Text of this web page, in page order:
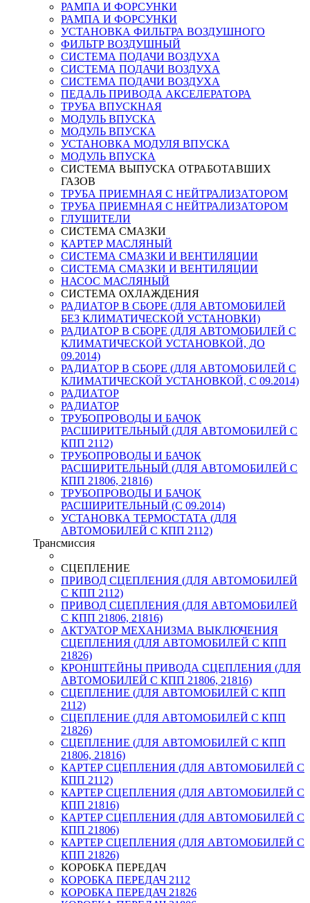
РАМПА И ФОРСУНКИ
РАМПА И ФОРСУНКИ
УСТАНОВКА ФИЛЬТРА ВОЗДУШНОГО
ФИЛЬТР ВОЗДУШНЫЙ
СИСТЕМА ПОДАЧИ ВОЗДУХА
СИСТЕМА ПОДАЧИ ВОЗДУХА
СИСТЕМА ПОДАЧИ ВОЗДУХА
ПЕДАЛЬ ПРИВОДА АКСЕЛЕРАТОРА
ТРУБА ВПУСКНАЯ
МОДУЛЬ ВПУСКА
МОДУЛЬ ВПУСКА
УСТАНОВКА МОДУЛЯ ВПУСКА
МОДУЛЬ ВПУСКА
СИСТЕМА ВЫПУСКА ОТРАБОТАВШИХ
ГАЗОВ
ТРУБА ПРИЕМНАЯ С НЕЙТРАЛИЗАТОРОМ
ТРУБА ПРИЕМНАЯ С НЕЙТРАЛИЗАТОРОМ
ГЛУШИТЕЛИ
СИСТЕМА СМАЗКИ
КАРТЕР МАСЛЯНЫЙ
СИСТЕМА СМАЗКИ И ВЕНТИЛЯЦИИ
СИСТЕМА СМАЗКИ И ВЕНТИЛЯЦИИ
НАСОС МАСЛЯНЫЙ
СИСТЕМА ОХЛАЖДЕНИЯ
РАДИАТОР В СБОРЕ (ДЛЯ АВТОМОБИЛЕЙ
БЕЗ КЛИМАТИЧЕСКОЙ УСТАНОВКИ)
РАДИАТОР В СБОРЕ (ДЛЯ АВТОМОБИЛЕЙ С
КЛИМАТИЧЕСКОЙ УСТАНОВКОЙ, ДО
09.2014)
РАДИАТОР В СБОРЕ (ДЛЯ АВТОМОБИЛЕЙ С
КЛИМАТИЧЕСКОЙ УСТАНОВКОЙ, С 09.2014)
РАДИАТОР
РАДИАТОР
ТРУБОПРОВОДЫ И БАЧОК
РАСШИРИТЕЛЬНЫЙ (ДЛЯ АВТОМОБИЛЕЙ С
КПП 2112)
ТРУБОПРОВОДЫ И БАЧОК
РАСШИРИТЕЛЬНЫЙ (ДЛЯ АВТОМОБИЛЕЙ С
КПП 21806, 21816)
ТРУБОПРОВОДЫ И БАЧОК
РАСШИРИТЕЛЬНЫЙ (С 09.2014)
УСТАНОВКА ТЕРМОСТАТА (ДЛЯ
АВТОМОБИЛЕЙ С КПП 2112)
Трансмиссия
СЦЕПЛЕНИЕ
ПРИВОД СЦЕПЛЕНИЯ (ДЛЯ АВТОМОБИЛЕЙ
С КПП 2112)
ПРИВОД СЦЕПЛЕНИЯ (ДЛЯ АВТОМОБИЛЕЙ
С КПП 21806, 21816)
АКТУАТОР МЕХАНИЗМА ВЫКЛЮЧЕНИЯ
СЦЕПЛЕНИЯ (ДЛЯ АВТОМОБИЛЕЙ С КПП
21826)
КРОНШТЕЙНЫ ПРИВОДА СЦЕПЛЕНИЯ (ДЛЯ
АВТОМОБИЛЕЙ С КПП 21806, 21816)
СЦЕПЛЕНИЕ (ДЛЯ АВТОМОБИЛЕЙ С КПП
2112)
СЦЕПЛЕНИЕ (ДЛЯ АВТОМОБИЛЕЙ С КПП
21826)
СЦЕПЛЕНИЕ (ДЛЯ АВТОМОБИЛЕЙ С КПП
21806, 21816)
КАРТЕР СЦЕПЛЕНИЯ (ДЛЯ АВТОМОБИЛЕЙ С
КПП 2112)
КАРТЕР СЦЕПЛЕНИЯ (ДЛЯ АВТОМОБИЛЕЙ С
КПП 21816)
КАРТЕР СЦЕПЛЕНИЯ (ДЛЯ АВТОМОБИЛЕЙ С
КПП 21806)
КАРТЕР СЦЕПЛЕНИЯ (ДЛЯ АВТОМОБИЛЕЙ С
КПП 21826)
КОРОБКА ПЕРЕДАЧ
КОРОБКА ПЕРЕДАЧ 2112
КОРОБКА ПЕРЕДАЧ 21826